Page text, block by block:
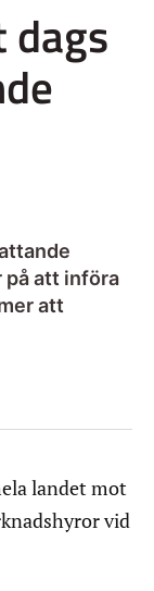
dags
att införa
att
landet mot
vid